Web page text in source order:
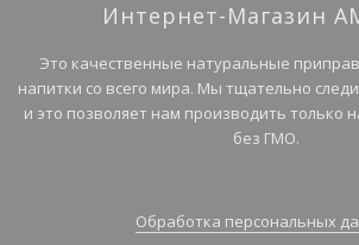
Интернет-Магазин
Это качественные натуральные
напитки со всего мира. Мы тщательно
и это позволяет нам производить только
без ГМО.
Обработка персональных